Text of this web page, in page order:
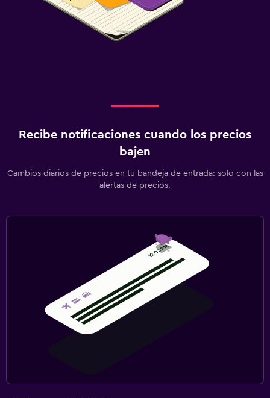
Recibe notificaciones cuando los precios
bajen
Cambios diarios de precios en tu bandeja de entrada: solo con las
alertas de precios.